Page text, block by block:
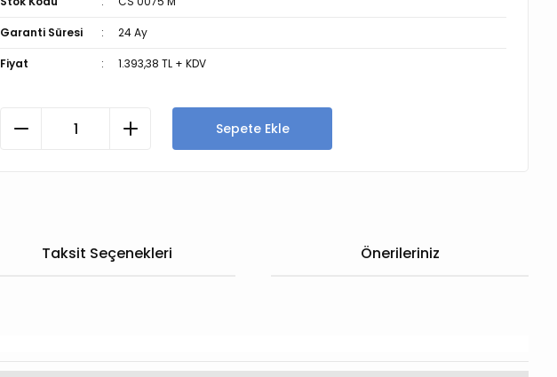
Garanti Süresi 24 Ay
Fiyat 1.393,38 TL + KDV
Sepete Ekle
Taksit Seçenekleri Önerileriniz